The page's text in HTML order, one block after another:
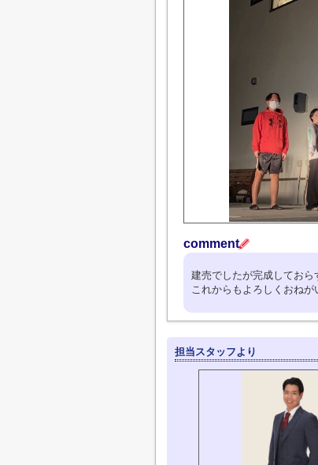
comment
建売でしたが完成しておら
これからもよろしくおねが
担当スタッフより